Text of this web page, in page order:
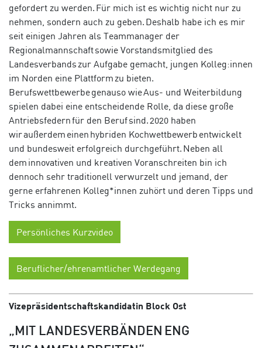
gefordert zu werden. Für mich ist es wichtig nicht nur zu
nehmen, sondern auch zu geben. Deshalb habe ich es mir
seit einigen Jahren als Teammanager der
Regionalmannschaft sowie Vorstandsmitglied des
Landesverbands zur Aufgabe gemacht, jungen Kolleg:innen
im Norden eine Plattform zu bieten.
Berufswettbewerbe genauso wie Aus- und Weiterbildung
spielen dabei eine entscheidende Rolle, da diese große
Antriebsfedern für den Beruf sind. 2020 haben
wir außerdem einen hybriden Kochwettbewerb entwickelt
und bundesweit erfolgreich durchgeführt. Neben all
dem innovativen und kreativen Voranschreiten bin ich
dennoch sehr traditionell verwurzelt und jemand , der
gerne erfahrenen Kolleg*innen zuhört und deren Tipps und
Tricks annimmt.
Persönliches Kurzvideo
Beruflicher/ehrenamtlicher Werdegang
Vizepräsidentschaftskandidatin Block Ost
„MIT LANDESVERBÄNDEN ENG